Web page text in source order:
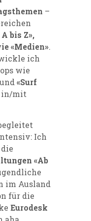
–
bis Z»,
«Medien».
ich
wie
und «Surf
in/mit
Ich
«Ab
im Ausland
für die
Eurodesk